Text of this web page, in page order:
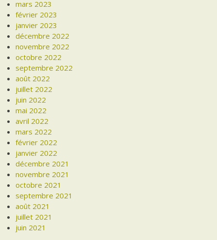
mars 2023
février 2023
janvier 2023
décembre 2022
novembre 2022
octobre 2022
septembre 2022
août 2022
juillet 2022
juin 2022
mai 2022
avril 2022
mars 2022
février 2022
janvier 2022
décembre 2021
novembre 2021
octobre 2021
septembre 2021
août 2021
juillet 2021
juin 2021